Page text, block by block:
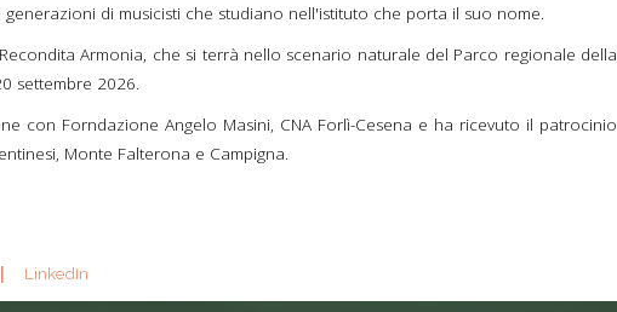
di musicisti che studiano nell'istituto che porta il suo nome.
Armonia, che si terrà nello scenario naturale del Parco regionale della
settembre 2026.
con Forndazione Angelo Masini, CNA Forlì-Cesena e ha ricevuto il patrocinio
Monte Falterona e Campigna.
LinkedIn